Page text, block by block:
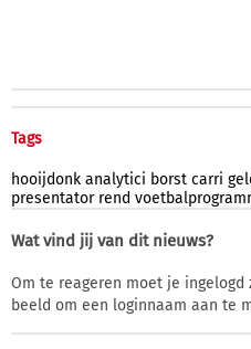
Tags
hooijdonk analytici borst carri
presentator rend
Wat vind jij van dit nieuws?
Om te reageren moet je
beeld om een loginnaam aan te